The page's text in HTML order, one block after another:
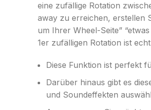
eine zufällige Rotation
away zu erreichen, erstellen
um Ihrer Wheel-Seite”
1er zufälligen Rotation ist
Diese Funktion ist perfekt
Darüber hinaus gibt es
und Soundeffekten